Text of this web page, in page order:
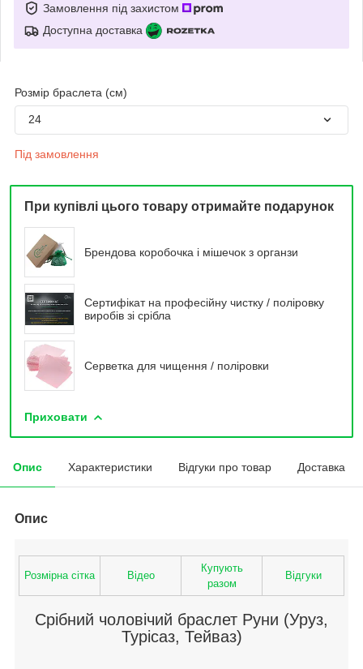
Замовлення під захистом
Доступна доставка
Розмір браслета (см)
24
Під замовлення
При купівлі цього товару отримайте подарунок
Брендова коробочка і мішечок з органзи
Сертифікат на професійну чистку / поліровку
виробів зі срібла
Серветка для чищення / поліровки
Приховати
Опис Характеристики Відгуки про товар Доставка
Опис
Розмірна сітка Відео
Купують
разом
Відгуки
Срібний чоловічий браслет Руни (Уруз,
Турісаз, Тейваз)